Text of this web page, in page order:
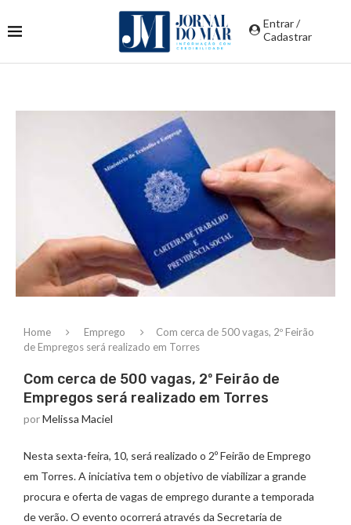
Entrar /
Cadastrar
Home Emprego
Com cerca de 500 vagas, 2º Feirão
de Empregos será realizado em Torres
Com cerca de 500 vagas, 2º Feirão de
Empregos será realizado em Torres
porMelissa Maciel
Nesta sexta-feira, 10, será realizado o 2º Feirão de Emprego
em Torres. A iniciativa tem o objetivo de viabilizar a grande
procura e oferta de vagas de emprego durante a temporada
de verão. O evento ocorrerá através da Secretaria de